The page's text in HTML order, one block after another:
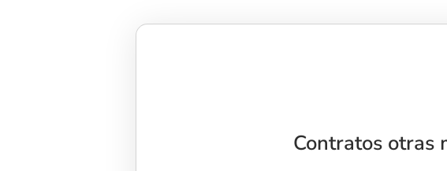
Contratos otras